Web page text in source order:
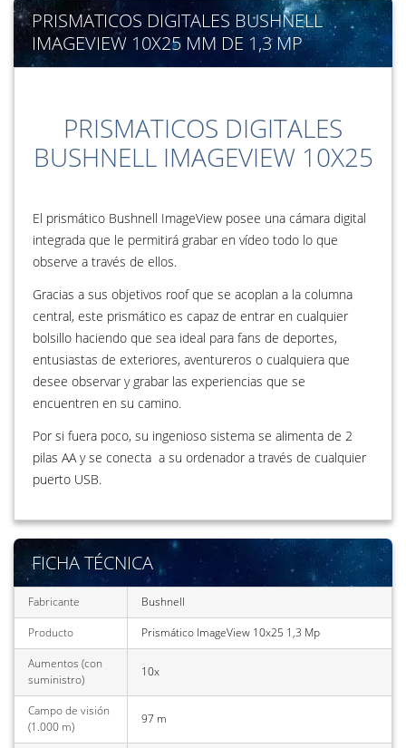
PRISMATICOS DIGITALES BUSHNELL
IMAGEVIEW 10X25 MM DE 1,3 MP
PRISMATICOS DIGITALES
BUSHNELL IMAGEVIEW 10X25
El prismático Bushnell ImageView posee una cámara digital
integrada que le permitirá grabar en vídeo todo lo que
observe a través de ellos.
Gracias a sus objetivos roof que se acoplan a la columna
central, este prismático es capaz de entrar en cualquier
bolsillo haciendo que sea ideal para fans de deportes,
entusiastas de exteriores, aventureros o cualquiera que
desee observar y grabar las experiencias que se
encuentren en su camino.
Por si fuera poco, su ingenioso sistema se alimenta de 2
pilas AA y se conecta a su ordenador a través de cualquier
puerto USB.
FICHA TÉCNICA
Fabricante
Bushnell
Producto
Prismático ImageView 10x25 1,3 Mp
Aumentos (con
suministro)
10x
Campo de visión
(1.000 m)
97 m